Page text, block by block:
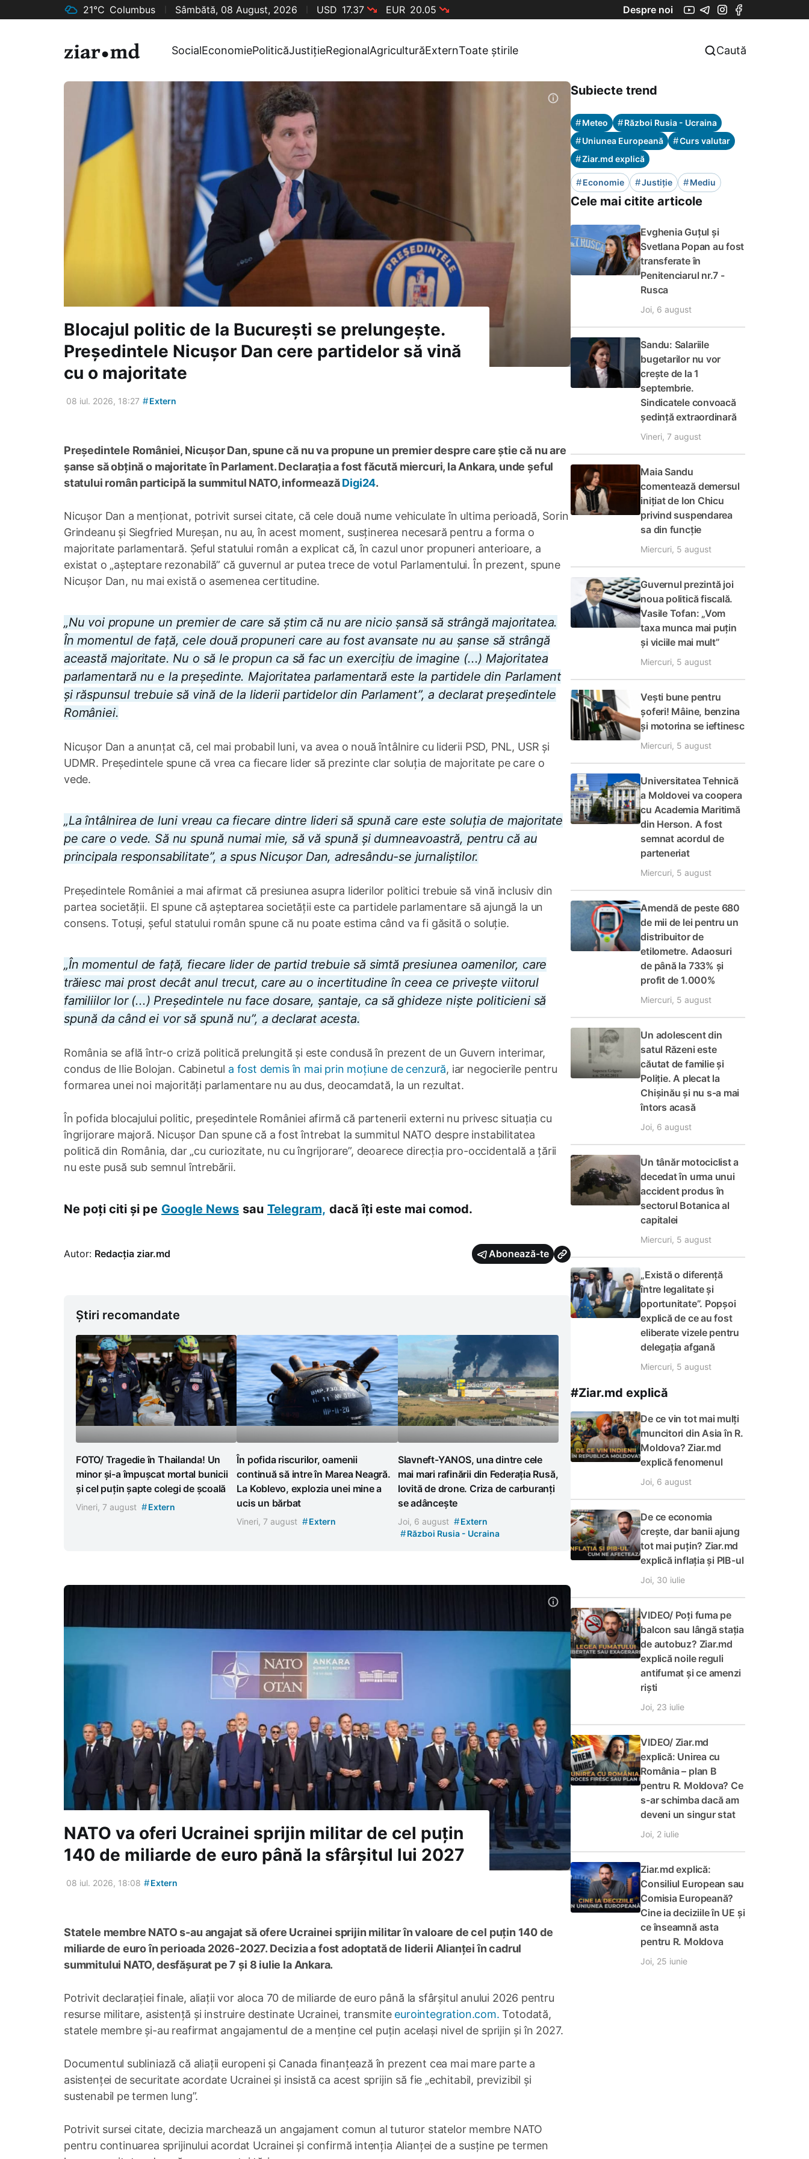
21°C Columbus Sâmbătă, 08 August, 2026 USD 17.37 EUR 20.05 Despre noi
SocialEconomiePoliticăJustițieRegionalAgriculturăExternToate știrile Caută
Blocajul politic de la București se prelungește.
Președintele Nicușor Dan cere partidelor să vină
cu o majoritate
08 iul. 2026, 18:27 #Extern
Președintele României, Nicușor Dan, spune că nu va propune un premier despre care știe că nu are
șanse să obțină o majoritate în Parlament. Declarația a fost făcută miercuri, la Ankara, unde șeful
statului român participă la summitul NATO, informeazăDigi24.
Nicușor Dan a menționat, potrivit sursei citate, că cele două nume vehiculate în ultima perioadă, Sorin
Grindeanu și Siegfried Mureșan, nu au, în acest moment, susținerea necesară pentru a forma o
majoritate parlamentară. Șeful statului român a explicat că, în cazul unor propuneri anterioare, a
existat o „așteptare rezonabilă” că guvernul ar putea trece de votul Parlamentului. În prezent, spune
Nicușor Dan, nu mai există o asemenea certitudine.
„Nu voi propune un premier de care să știm că nu are nicio șansă să strângă majoritatea.
În momentul de față, cele două propuneri care au fost avansate nu au șanse să strângă
această majoritate. Nu o să le propun ca să fac un exercițiu de imagine (...) Majoritatea
parlamentară nu e la președinte. Majoritatea parlamentară este la partidele din Parlament
și răspunsul trebuie să vină de la liderii partidelor din Parlament”, a declarat președintele
României.
Nicușor Dan a anunțat că, cel mai probabil luni, va avea o nouă întâlnire cu liderii PSD, PNL, USR și
UDMR. Președintele spune că vrea ca fiecare lider să prezinte clar soluția de majoritate pe care o
vede.
„La întâlnirea de luni vreau ca fiecare dintre lideri să spună care este soluția de majoritate
pe care o vede. Să nu spună numai mie, să vă spună și dumneavoastră, pentru că au
principala responsabilitate”, a spus Nicușor Dan, adresându-se jurnaliștilor.
Președintele României a mai afirmat că presiunea asupra liderilor politici trebuie să vină inclusiv din
partea societății. El spune că așteptarea societății este ca partidele parlamentare să ajungă la un
consens. Totuși, șeful statului român spune că nu poate estima când va fi găsită o soluție.
„În momentul de față, fiecare lider de partid trebuie să simtă presiunea oamenilor, care
trăiesc mai prost decât anul trecut, care au o incertitudine în ceea ce privește viitorul
familiilor lor (...) Președintele nu face dosare, șantaje, ca să ghideze niște politicieni să
spună da când ei vor să spună nu”, a declarat acesta.
România se află într-o criză politică prelungită și este condusă în prezent de un Guvern interimar,
condus de Ilie Bolojan. Cabinetul a fost demis în mai prin moțiune de cenzură, iar negocierile pentru
formarea unei noi majorități parlamentare nu au dus, deocamdată, la un rezultat.
În pofida blocajului politic, președintele României afirmă că partenerii externi nu privesc situația cu
îngrijorare majoră. Nicușor Dan spune că a fost întrebat la summitul NATO despre instabilitatea
politică din România, dar „cu curiozitate, nu cu îngrijorare”, deoarece direcția pro-occidentală a țării
nu este pusă sub semnul întrebării.
Ne poți citi și pe Google News sau Telegram, dacă îți este mai comod.
Autor: Redacția ziar.md Abonează-te
Știri recomandate
FOTO/ Tragedie în Thailanda! Un
minor și-a împușcat mortal bunicii
și cel puțin șapte colegi de școală
Vineri, 7 august #Extern
În pofida riscurilor, oamenii
continuă să intre în Marea Neagră.
La Koblevo, explozia unei mine a
ucis un bărbat
Vineri, 7 august #Extern
Slavneft-YANOS, una dintre cele
mai mari rafinării din Federația Rusă,
lovită de drone. Criza de carburanți
se adâncește
Joi, 6 august #Extern
#Război Rusia - Ucraina
NATO va oferi Ucrainei sprijin militar de cel puțin
140 de miliarde de euro până la sfârșitul lui 2027
08 iul. 2026, 18:08 #Extern
Statele membre NATO s-au angajat să ofere Ucrainei sprijin militar în valoare de cel puțin 140 de
miliarde de euro în perioada 2026-2027. Decizia a fost adoptată de liderii Alianței în cadrul
summitului NATO, desfășurat pe 7 și 8 iulie la Ankara.
Potrivit declarației finale, aliații vor aloca 70 de miliarde de euro până la sfârșitul anului 2026 pentru
resurse militare, asistență și instruire destinate Ucrainei, transmite eurointegration.com. Totodată,
statele membre și-au reafirmat angajamentul de a menține cel puțin același nivel de sprijin și în 2027.
Documentul subliniază că aliații europeni și Canada finanțează în prezent cea mai mare parte a
asistenței de securitate acordate Ucrainei și insistă ca acest sprijin să fie „echitabil, previzibil și
sustenabil pe termen lung”.
Potrivit sursei citate, decizia marchează un angajament comun al tuturor statelor membre NATO
pentru continuarea sprijinului acordat Ucrainei și confirmă intenția Alianței de a susține pe termen
Subiecte trend
#Meteo #Război Rusia - Ucraina
#Uniunea Europeană #Curs valutar
#Ziar.md explică
#Economie #Justiție #Mediu
Cele mai citite articole
Evghenia Guțul și
Svetlana Popan au fost
transferate în
Penitenciarul nr.7 -
Rusca
Joi, 6 august
Sandu: Salariile
bugetarilor nu vor
crește de la 1
septembrie.
Sindicatele convoacă
ședință extraordinară
Vineri, 7 august
Maia Sandu
comentează demersul
inițiat de Ion Chicu
privind suspendarea
sa din funcție
Miercuri, 5 august
Guvernul prezintă joi
noua politică fiscală.
Vasile Tofan: „Vom
taxa munca mai puțin
și viciile mai mult”
Miercuri, 5 august
Vești bune pentru
șoferi! Mâine, benzina
și motorina se ieftinesc
Miercuri, 5 august
Universitatea Tehnică
a Moldovei va coopera
cu Academia Maritimă
din Herson. A fost
semnat acordul de
parteneriat
Miercuri, 5 august
Amendă de peste 680
de mii de lei pentru un
distribuitor de
etilometre. Adaosuri
de până la 733% și
profit de 1.000%
Miercuri, 5 august
Un adolescent din
satul Răzeni este
căutat de familie și
Poliție. A plecat la
Chișinău și nu s-a mai
întors acasă
Joi, 6 august
Un tânăr motociclist a
decedat în urma unui
accident produs în
sectorul Botanica al
capitalei
Miercuri, 5 august
„Există o diferență
între legalitate și
oportunitate”. Popșoi
explică de ce au fost
eliberate vizele pentru
delegația afgană
Miercuri, 5 august
#Ziar.md explică
De ce vin tot mai mulți
muncitori din Asia în R.
Moldova? Ziar.md
explică fenomenul
Joi, 6 august
De ce economia
crește, dar banii ajung
tot mai puțin? Ziar.md
explică inflația și PIB-ul
Joi, 30 iulie
VIDEO/ Poți fuma pe
balcon sau lângă stația
de autobuz? Ziar.md
explică noile reguli
antifumat și ce amenzi
riști
Joi, 23 iulie
VIDEO/ Ziar.md
explică: Unirea cu
România – plan B
pentru R. Moldova? Ce
s-ar schimba dacă am
deveni un singur stat
Joi, 2 iulie
Ziar.md explică:
Consiliul European sau
Comisia Europeană?
Cine ia deciziile în UE și
ce înseamnă asta
pentru R. Moldova
Joi, 25 iunie